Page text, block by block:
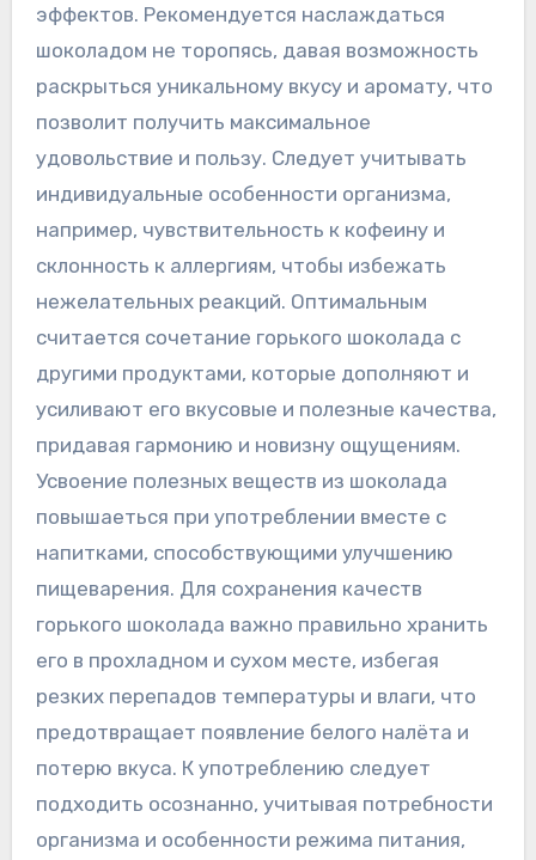
эффектов. Рекомендуется наслаждаться
шоколадом не торопясь‚ давая возможность
раскрыться уникальному вкусу и аромату‚ что
позволит получить максимальное
удовольствие и пользу. Следует учитывать
индивидуальные особенности организма‚
например‚ чувствительность к кофеину и
склонность к аллергиям‚ чтобы избежать
нежелательных реакций. Оптимальным
считается сочетание горького шоколада с
другими продуктами‚ которые дополняют и
усиливают его вкусовые и полезные качества‚
придавая гармонию и новизну ощущениям.
Усвоение полезных веществ из шоколада
повышаеться при употреблении вместе с
напитками‚ способствующими улучшению
пищеварения. Для сохранения качеств
горького шоколада важно правильно хранить
его в прохладном и сухом месте‚ избегая
резких перепадов температуры и влаги‚ что
предотвращает появление белого налёта и
потерю вкуса. К употреблению следует
подходить осознанно‚ учитывая потребности
организма и особенности режима питания‚